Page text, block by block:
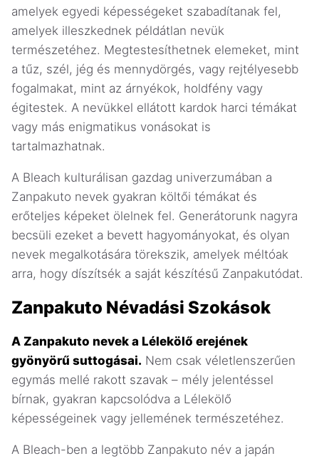
amelyek egyedi képességeket szabadítanak fel,
amelyek illeszkednek példátlan nevük
természetéhez. Megtestesíthetnek elemeket, mint
a tűz, szél, jég és mennydörgés, vagy rejtélyesebb
fogalmakat, mint az árnyékok, holdfény vagy
égitestek. A nevükkel ellátott kardok harci témákat
vagy más enigmatikus vonásokat is
tartalmazhatnak.
A Bleach kulturálisan gazdag univerzumában a
Zanpakuto nevek gyakran költői témákat és
erőteljes képeket ölelnek fel. Generátorunk nagyra
becsüli ezeket a bevett hagyományokat, és olyan
nevek megalkotására törekszik, amelyek méltóak
arra, hogy díszítsék a saját készítésű Zanpakutódat.
Zanpakuto Névadási Szokások
A Zanpakuto nevek a Lélekölő erejének
gyönyörű suttogásai. Nem csak véletlenszerűen
egymás mellé rakott szavak – mély jelentéssel
bírnak, gyakran kapcsolódva a Lélekölő
képességeinek vagy jellemének természetéhez.
A Bleach-ben a legtöbb Zanpakuto név a japán